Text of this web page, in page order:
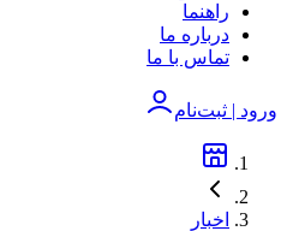
راهنما
درباره ما
تماس با ما
ورود | ثبت‌نام
اخبار